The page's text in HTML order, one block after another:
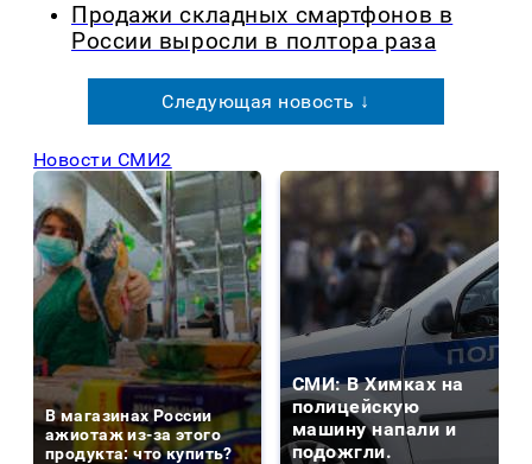
Продажи складных смартфонов в
России выросли в полтора раза
Следующая новость ↓
Новости СМИ2
В магазинах России
ажиотаж из-за этого
продукта: что купить?
СМИ: В Химках на
полицейскую
машину напали и
подожгли.